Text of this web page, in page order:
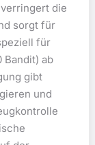
die
sorgt für
für
Bandit) ab
gibt
und